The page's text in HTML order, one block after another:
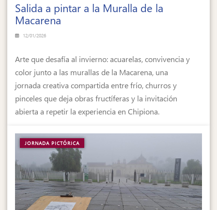
Salida a pintar a la Muralla de la
Macarena
12/01/2026
Arte que desafía al invierno: acuarelas, convivencia y
color junto a las murallas de la Macarena, una
jornada creativa compartida entre frío, churros y
pinceles que deja obras fructíferas y la invitación
abierta a repetir la experiencia en Chipiona.
JORNADA PICTÓRICA